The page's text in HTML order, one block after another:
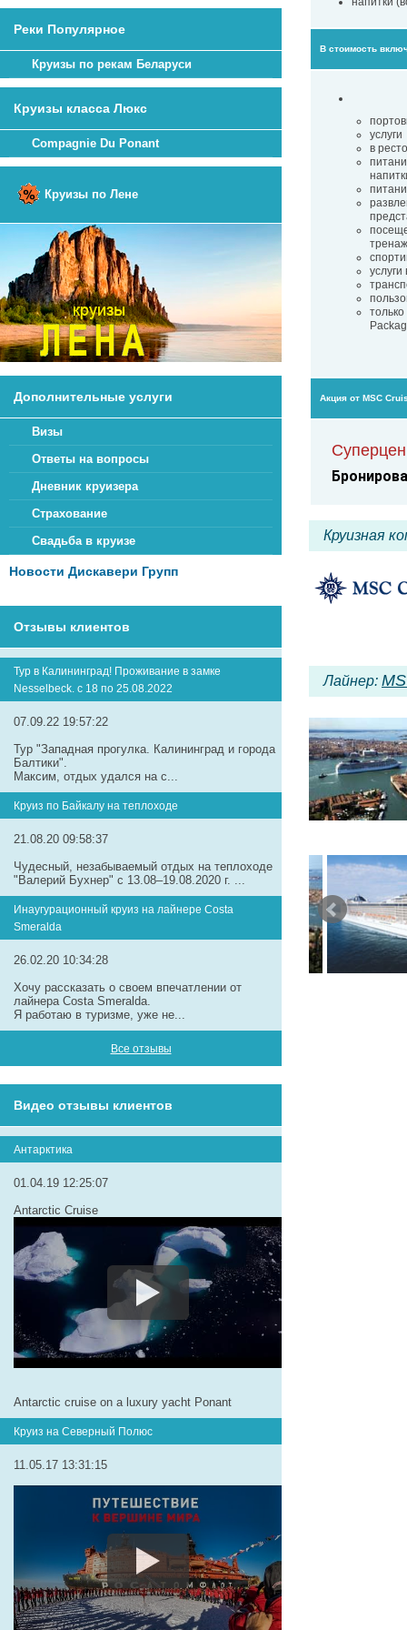
Реки Популярное
Круизы по рекам Беларуси
Круизы класса Люкс
Compagnie Du Ponant
Круизы по Лене
Дополнительные услуги
Визы
Ответы на вопросы
Дневник круизера
Страхование
Свадьба в круизе
Новости Дискавери Групп
Отзывы клиентов
Тур в Калининград! Проживание в замке
Nesselbeck. с 18 по 25.08.2022
07.09.22 19:57:22
Тур "Западная прогулка. Калининград и города
Балтики".
Максим, отдых удался на с...
Круиз по Байкалу на теплоходе
21.08.20 09:58:37
Чудесный, незабываемый отдых на теплоходе
"Валерий Бухнер" с 13.08–19.08.2020 г. ...
Инаугурационный круиз на лайнере Сosta
Smeralda
26.02.20 10:34:28
Хочу рассказать о своем впечатлении от
лайнера Costa Smeralda.
Я работаю в туризме, уже не...
Все отзывы
Видео отзывы клиентов
Антарктика
01.04.19 12:25:07
Antarctic Cruise
Antarctic cruise on a luxury yacht Ponant
Круиз на Северный Полюс
11.05.17 13:31:15
В стоимость
в
Акция от MSC
Круизная
Лайнер: